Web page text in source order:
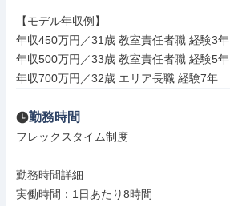
【モデル年収例】
年収450万円／31歳 教室責任者職 経験3年
年収500万円／33歳 教室責任者職 経験5年
年収700万円／32歳 エリア長職 経験7年
勤務時間
フレックスタイム制度
勤務時間詳細
実働時間：1日あたり8時間